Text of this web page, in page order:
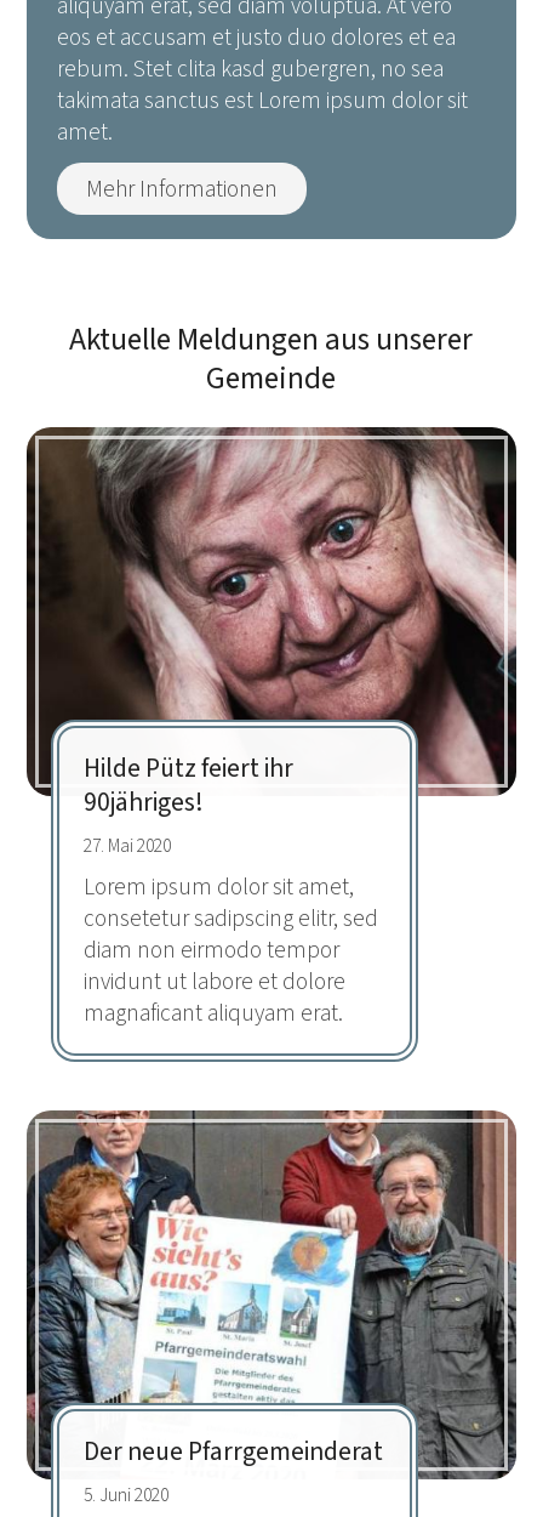
eos et accusam et justo duo dolores et ea
rebum. Stet clita kasd gubergren, no sea
takimata sanctus est Lorem ipsum dolor sit
amet.
Mehr Informationen
Aktuelle Meldungen aus unserer
Gemeinde
Hilde Pütz feiert ihr
90jähriges!
27. Mai 2020
Lorem ipsum dolor sit amet,
consetetur sadipscing elitr, sed
diam non eirmodo tempor
invidunt ut labore et dolore
magnaficant aliquyam erat.
Der neue Pfarrgemeinderat
5. Juni 2020